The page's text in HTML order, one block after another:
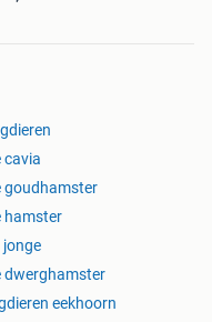
cavia
goudhamster
hamster
jonge
dwerghamster
eekhoorn